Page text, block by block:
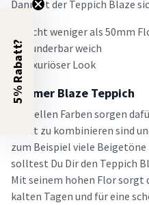
Dann ist der Teppich Blaze
Nicht weniger als 50mm
Wunderbar weich
Luxuriöser Look
Warmer Blaze Teppich
Die hellen Farben sorgen
leicht zu kombinieren sind
zum Beispiel viele
solltest Du Dir den Teppich
Mit seinem hohen Flor sorgt
kalten Tagen und für eine
5% Rabatt?